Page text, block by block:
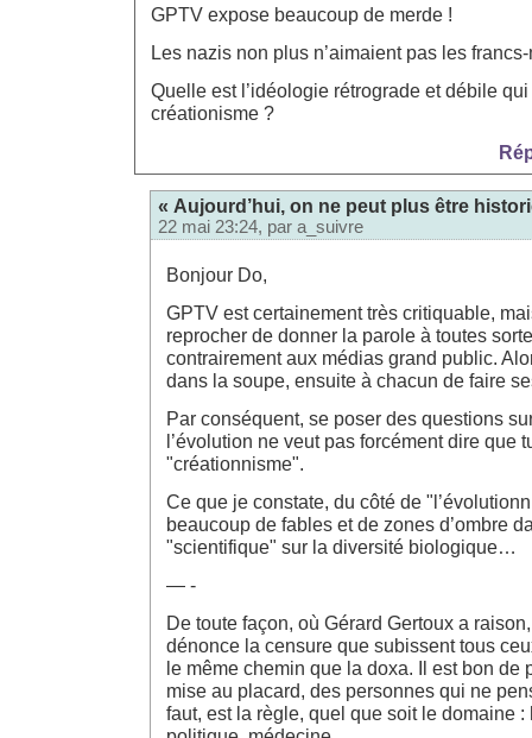
GPTV expose beaucoup de merde !
Les nazis non plus n’aimaient pas les
Quelle est l’idéologie rétrograde et débile
créationisme ?
« Aujourd’hui, on ne peut plus être
22 mai 23:24, par a_suivre
Bonjour Do,
GPTV est certainement très critiquable,
reprocher de donner la parole à toutes
contrairement aux médias grand public.
dans la soupe, ensuite à chacun de faire
Par conséquent, se poser des questions
l’évolution ne veut pas forcément dire que
"créationnisme".
Ce que je constate, du côté de
beaucoup de fables et de zones d’ombre
"scientifique" sur la diversité biologique…
— -
De toute façon, où Gérard Gertoux a raison,
dénonce la censure que subissent tous
le même chemin que la doxa. Il est bon de
mise au placard, des personnes qui ne
faut, est la règle, quel que soit le domaine